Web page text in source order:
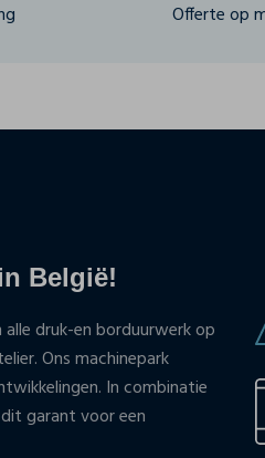
Offerte op
België!
druk-en borduurwerk op
Ons machinepark
In combinatie
garant voor een